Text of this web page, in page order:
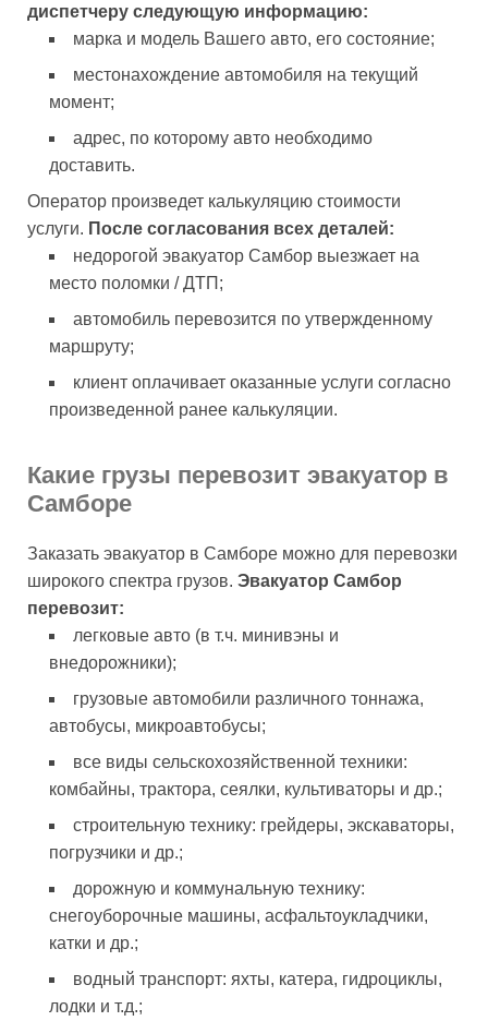
диспетчеру следующую информацию:
марка и модель Вашего авто, его состояние;
местонахождение автомобиля на текущий
момент;
адрес, по которому авто необходимо
доставить.
Оператор произведет калькуляцию стоимости
услуги. После согласования всех деталей:
недорогой эвакуатор Самбор выезжает на
место поломки / ДТП;
автомобиль перевозится по утвержденному
маршруту;
клиент оплачивает оказанные услуги согласно
произведенной ранее калькуляции.
Какие грузы перевозит эвакуатор в
Самборе
Заказать эвакуатор в Самборе можно для перевозки
широкого спектра грузов. Эвакуатор Самбор
перевозит:
легковые авто (в т.ч. минивэны и
внедорожники);
грузовые автомобили различного тоннажа,
автобусы, микроавтобусы;
все виды сельскохозяйственной техники:
комбайны, трактора, сеялки, культиваторы и др.;
строительную технику: грейдеры, экскаваторы,
погрузчики и др.;
дорожную и коммунальную технику:
снегоуборочные машины, асфальтоукладчики,
катки и др.;
водный транспорт: яхты, катера, гидроциклы,
лодки и т.д.;